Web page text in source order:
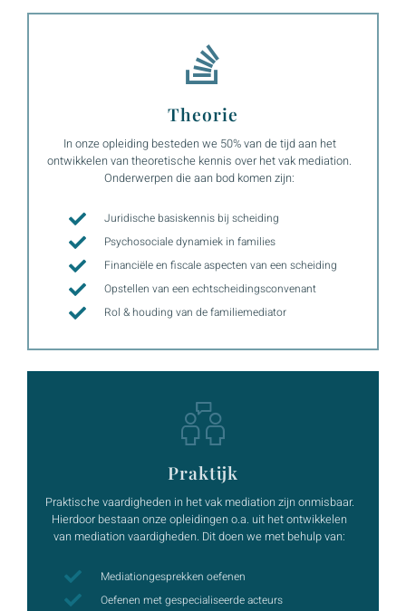
Theorie
In onze opleiding besteden we 50% van de tijd aan het
ontwikkelen van theoretische kennis over het vak mediation.
Onderwerpen die aan bod komen zijn:
Juridische basiskennis bij scheiding
Psychosociale dynamiek in families
Financiële en fiscale aspecten van een scheiding
Opstellen van een echtscheidingsconvenant
Rol & houding van de familiemediator
Praktijk
Praktische vaardigheden in het vak mediation zijn onmisbaar.
Hierdoor bestaan onze opleidingen o.a. uit het ontwikkelen
van mediation vaardigheden. Dit doen we met behulp van:
Mediationgesprekken oefenen
Oefenen met gespecialiseerde acteurs